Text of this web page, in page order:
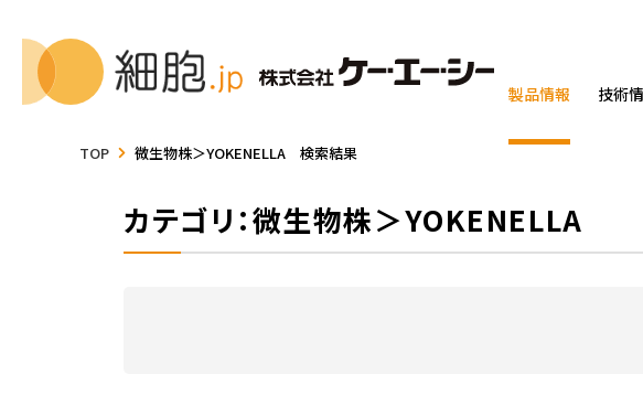
製品情報 技術
TOP 微生物株＞YOKENELLA 検索結果
カテゴリ：微生物株＞YOKENELLA